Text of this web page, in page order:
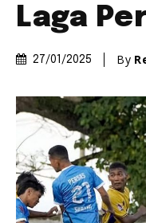
Laga
27/01/2025 By